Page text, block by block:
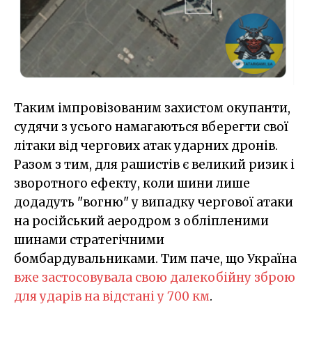
Таким імпровізованим захистом окупанти,
судячи з усього намагаються вберегти свої
літаки від чергових атак ударних дронів.
Разом з тим, для рашистів є великий ризик і
зворотного ефекту, коли шини лише
додадуть "вогню" у випадку чергової атаки
на російський аеродром з обліпленими
шинами стратегічними
бомбардувальниками. Тим паче, що Україна
вже застосовувала свою далекобійну зброю
для ударів на відстані у 700 км.